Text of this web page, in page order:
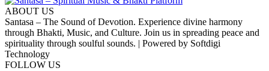
ABOUT US
Santasa – The Sound of Devotion. Experience divine harmony
through Bhakti, Music, and Culture. Join us in spreading peace and
spirituality through soulful sounds. | Powered by Softdigi
Technology
FOLLOW US